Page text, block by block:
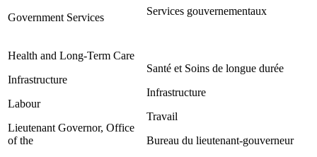
Government Services
Services gouvernementaux
Health and Long-Term Care
Infrastructure
Labour
Lieutenant Governor, Office
of the
Santé et Soins de longue durée
Infrastructure
Travail
Bureau du lieutenant-gouverneur